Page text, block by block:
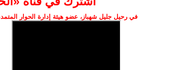
في رحيل جليل شهباز، عضو هيئة إدارة الحوار